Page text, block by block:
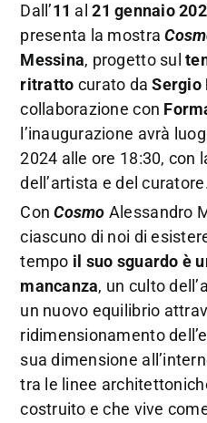
Dall’11 al21 gennaio
presenta la mostra
Messina, progetto sul
ritratto curato daSergio
collaborazione con
l’inaugurazione avrà
2024 alle ore 18:30, con
dell’artista e del
Con Cosmo Alessandro
ciascuno di noi di
tempo il suo sguardo è
mancanza, un culto
un nuovo equilibrio
ridimensionamento
sua dimensione
tra le linee
costruito e che vive